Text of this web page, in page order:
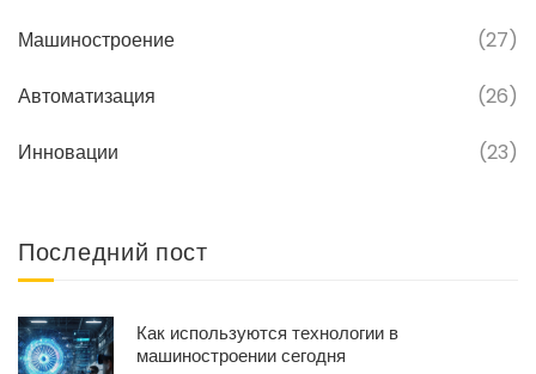
Машиностроение (27)
Автоматизация (26)
Инновации (23)
Последний пост
Как используются технологии в
машиностроении сегодня